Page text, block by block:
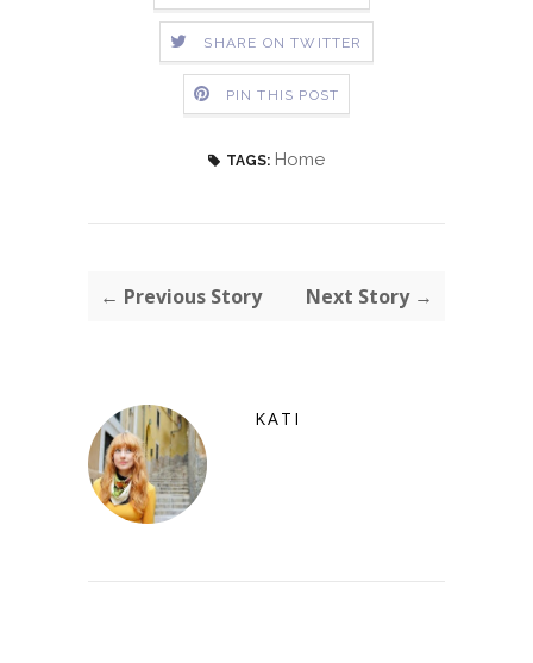
SHARE ON TWITTER
PIN THIS POST
TAGS: Home
← Previous Story Next Story →
KATI